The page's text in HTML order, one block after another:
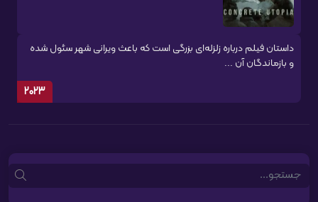
داستان فیلم درباره زلزله‌ای بزرگی است که باعث ویرانی شهر سئول شده
و بازماندگان آن ...
2023
Search